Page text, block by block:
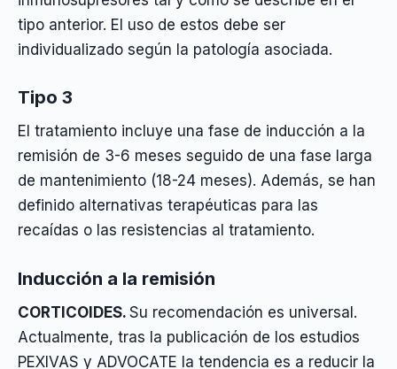
tipo anterior. El uso de estos debe ser
individualizado según la patología asociada.
Tipo 3
El tratamiento incluye una fase de inducción a la
remisión de 3-6 meses seguido de una fase larga
de mantenimiento (18-24 meses). Además, se han
definido alternativas terapéuticas para las
recaídas o las resistencias al tratamiento.
Inducción a la remisión
CORTICOIDES. Su recomendación es universal.
Actualmente, tras la publicación de los estudios
PEXIVAS y ADVOCATE la tendencia es a reducir la